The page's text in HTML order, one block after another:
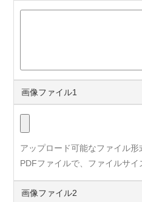
画像ファイル1
アップロード可能なファイル形
PDFファイルで、ファイルサイ
画像ファイル2